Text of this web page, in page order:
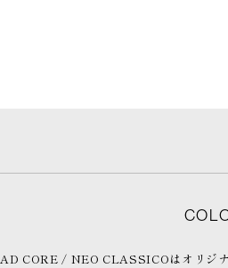
AD CORE / NEO CLASSICOはオリジ